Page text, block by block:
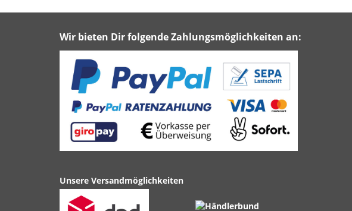
Wir bieten Dir folgende Zahlungsmöglichkeiten an:
Unsere Versandmöglichkeiten